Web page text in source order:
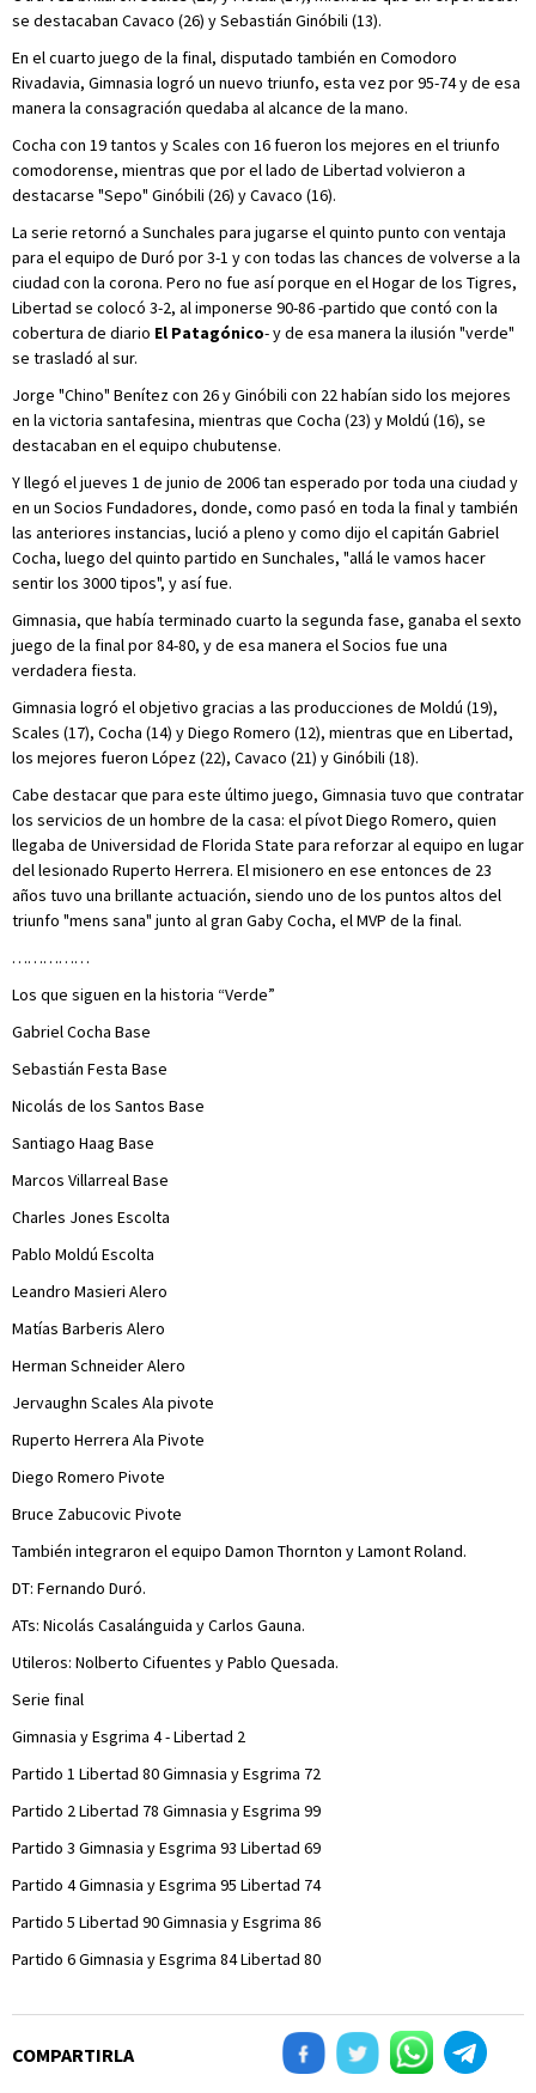
se destacaban Cavaco (26) y Sebastián Ginóbili (13).
En el cuarto juego de la final, disputado también en Comodoro
Rivadavia, Gimnasia logró un nuevo triunfo, esta vez por 95-74 y de esa
manera la consagración quedaba al alcance de la mano.
Cocha con 19 tantos y Scales con 16 fueron los mejores en el triunfo
comodorense, mientras que por el lado de Libertad volvieron a
destacarse "Sepo" Ginóbili (26) y Cavaco (16).
La serie retornó a Sunchales para jugarse el quinto punto con ventaja
para el equipo de Duró por 3-1 y con todas las chances de volverse a la
ciudad con la corona. Pero no fue así porque en el Hogar de los Tigres,
Libertad se colocó 3-2, al imponerse 90-86 -partido que contó con la
cobertura de diario El Patagónico- y de esa manera la ilusión "verde"
se trasladó al sur.
Jorge "Chino" Benítez con 26 y Ginóbili con 22 habían sido los mejores
en la victoria santafesina, mientras que Cocha (23) y Moldú (16), se
destacaban en el equipo chubutense.
Y llegó el jueves 1 de junio de 2006 tan esperado por toda una ciudad y
en un Socios Fundadores, donde, como pasó en toda la final y también
las anteriores instancias, lució a pleno y como dijo el capitán Gabriel
Cocha, luego del quinto partido en Sunchales, "allá le vamos hacer
sentir los 3000 tipos", y así fue.
Gimnasia, que había terminado cuarto la segunda fase, ganaba el sexto
juego de la final por 84-80, y de esa manera el Socios fue una
verdadera fiesta.
Gimnasia logró el objetivo gracias a las producciones de Moldú (19),
Scales (17), Cocha (14) y Diego Romero (12), mientras que en Libertad,
los mejores fueron López (22), Cavaco (21) y Ginóbili (18).
Cabe destacar que para este último juego, Gimnasia tuvo que contratar
los servicios de un hombre de la casa: el pívot Diego Romero, quien
llegaba de Universidad de Florida State para reforzar al equipo en lugar
del lesionado Ruperto Herrera. El misionero en ese entonces de 23
años tuvo una brillante actuación, siendo uno de los puntos altos del
triunfo "mens sana" junto al gran Gaby Cocha, el MVP de la final.
……………
Los que siguen en la historia “Verde”
Gabriel Cocha Base
Sebastián Festa Base
Nicolás de los Santos Base
Santiago Haag Base
Marcos Villarreal Base
Charles Jones Escolta
Pablo Moldú Escolta
Leandro Masieri Alero
Matías Barberis Alero
Herman Schneider Alero
Jervaughn Scales Ala pivote
Ruperto Herrera Ala Pivote
Diego Romero Pivote
Bruce Zabucovic Pivote
También integraron el equipo Damon Thornton y Lamont Roland.
DT: Fernando Duró.
ATs: Nicolás Casalánguida y Carlos Gauna.
Utileros: Nolberto Cifuentes y Pablo Quesada.
Serie final
Gimnasia y Esgrima 4 - Libertad 2
Partido 1 Libertad 80 Gimnasia y Esgrima 72
Partido 2 Libertad 78 Gimnasia y Esgrima 99
Partido 3 Gimnasia y Esgrima 93 Libertad 69
Partido 4 Gimnasia y Esgrima 95 Libertad 74
Partido 5 Libertad 90 Gimnasia y Esgrima 86
Partido 6 Gimnasia y Esgrima 84 Libertad 80
COMPARTIRLA